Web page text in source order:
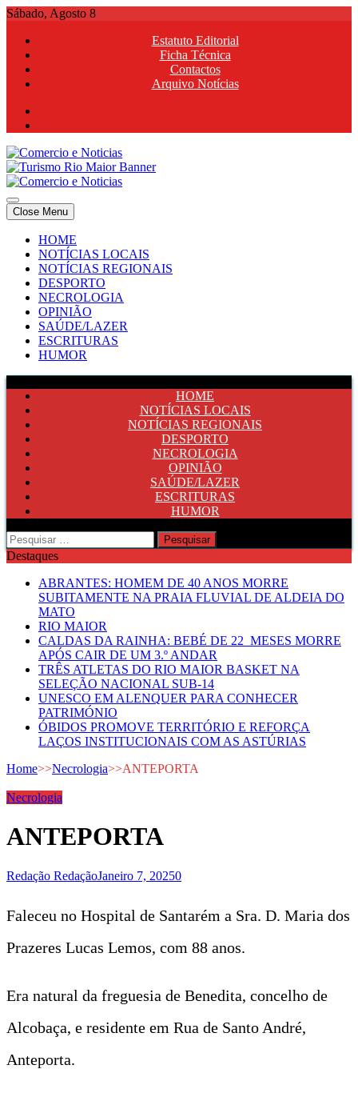
Skip
content
Sábado, Agosto 8
Estatuto Editorial
Ficha Técnica
Contactos
Arquivo Notícias
Comercio e Noticias
Notícias e Publicidade Online
Comercio e Noticias
Notícias e Publicidade Online
Close Menu
HOME
NOTÍCIAS LOCAIS
NOTÍCIAS REGIONAIS
DESPORTO
NECROLOGIA
OPINIÃO
SAÚDE/LAZER
ESCRITURAS
HUMOR
HOME
NOTÍCIAS LOCAIS
NOTÍCIAS REGIONAIS
DESPORTO
NECROLOGIA
OPINIÃO
SAÚDE/LAZER
ESCRITURAS
HUMOR
Pesquisar
por:
Destaques
ABRANTES: HOMEM DE 40 ANOS MORRE
SUBITAMENTE NA PRAIA FLUVIAL DE ALDEIA DO
MATO
RIO MAIOR
CALDAS DA RAINHA: BEBÉ DE 22 MESES MORRE
APÓS CAIR DE UM 3.º ANDAR
TRÊS ATLETAS DO RIO MAIOR BASKET NA
SELEÇÃO NACIONAL SUB-14
UNESCO EM ALENQUER PARA CONHECER
PATRIMÓNIO
ÓBIDOS PROMOVE TERRITÓRIO E REFORÇA
LAÇOS INSTITUCIONAIS COM AS ASTÚRIAS
Home>>Necrologia>>ANTEPORTA
Necrologia
ANTEPORTA
Redação RedaçãoJaneiro 7, 20250
Faleceu no Hospital de Santarém a Sra. D. Maria dos
Prazeres Lucas Lemos, com 88 anos.
Era natural da freguesia de Benedita, concelho de
Alcobaça, e residente em Rua de Santo André,
Anteporta.